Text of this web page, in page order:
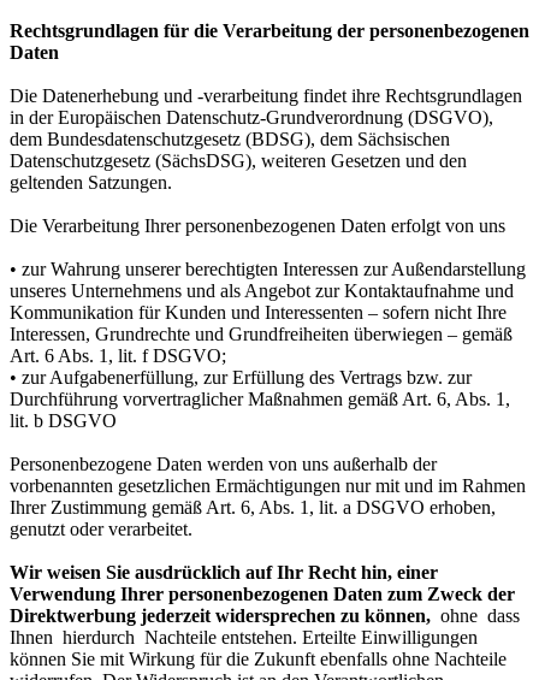
Rechtsgrundlagen für die Verarbeitung der personenbezogenen
Daten
Die Datenerhebung und -verarbeitung findet ihre Rechtsgrundlagen
in der Europäischen Datenschutz-Grundverordnung (DSGVO),
dem Bundesdatenschutzgesetz (BDSG), dem Sächsischen
Datenschutzgesetz (SächsDSG), weiteren Gesetzen und den
geltenden Satzungen.
Die Verarbeitung Ihrer personenbezogenen Daten erfolgt von uns
• zur Wahrung unserer berechtigten Interessen zur Außendarstellung
unseres Unternehmens und als Angebot zur Kontaktaufnahme und
Kommunikation für Kunden und Interessenten – sofern nicht Ihre
Interessen, Grundrechte und Grundfreiheiten überwiegen – gemäß
Art. 6 Abs. 1, lit. f DSGVO;
• zur Aufgabenerfüllung, zur Erfüllung des Vertrags bzw. zur
Durchführung vorvertraglicher Maßnahmen gemäß Art. 6, Abs. 1,
lit. b DSGVO
Personenbezogene Daten werden von uns außerhalb der
vorbenannten gesetzlichen Ermächtigungen nur mit und im Rahmen
Ihrer Zustimmung gemäß Art. 6, Abs. 1, lit. a DSGVO erhoben,
genutzt oder verarbeitet.
Wir weisen Sie ausdrücklich auf Ihr Recht hin, einer
Verwendung Ihrer personenbezogenen Daten zum Zweck der
Direktwerbung jederzeit widersprechen zu können, ohne dass
Ihnen hierdurch Nachteile entstehen. Erteilte Einwilligungen
können Sie mit Wirkung für die Zukunft ebenfalls ohne Nachteile